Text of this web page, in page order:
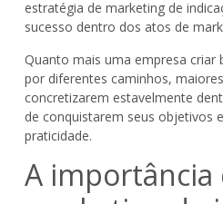
estratégia de marketing de
sucesso dentro dos atos de
Quanto mais uma empresa criar
por diferentes caminhos,
concretizarem estavelmente
de conquistarem seus objetivos
praticidade.
A importância